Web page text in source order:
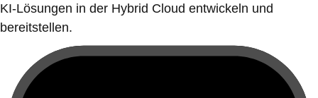
KI-Lösungen in der Hybrid Cloud entwickeln und
bereitstellen.